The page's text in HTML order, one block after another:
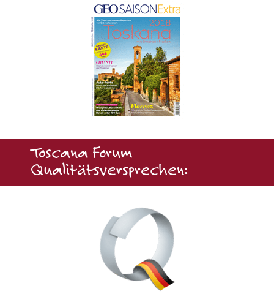
Toscana Forum
Qualitätsversprechen: